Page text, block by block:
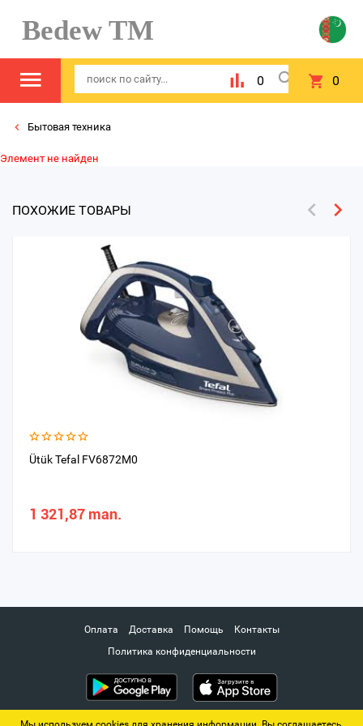
Bedew TM
0 0
Бытовая техника
Элемент не найден
ПОХОЖИЕ ТОВАРЫ
Ütük Tefal FV6872M0
1 321,87 man.
Оплата Доставка Помощь
Контакты
Политика конфиденциальности